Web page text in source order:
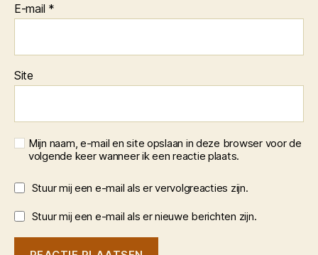
E-mail *
Site
Mijn naam, e-mail en site opslaan in deze browser voor de
volgende keer wanneer ik een reactie plaats.
Stuur mij een e-mail als er vervolgreacties zijn.
Stuur mij een e-mail als er nieuwe berichten zijn.